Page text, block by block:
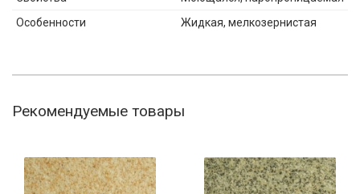
Особенности
Жидкая, мелкозернистая
Рекомендуемые товары